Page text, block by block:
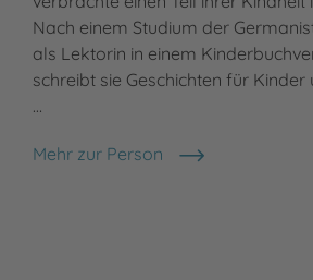
Nach einem Studium der
als Lektorin in einem
schreibt sie Geschichten für Kinder
…
Mehr zur Person
Nele Moost